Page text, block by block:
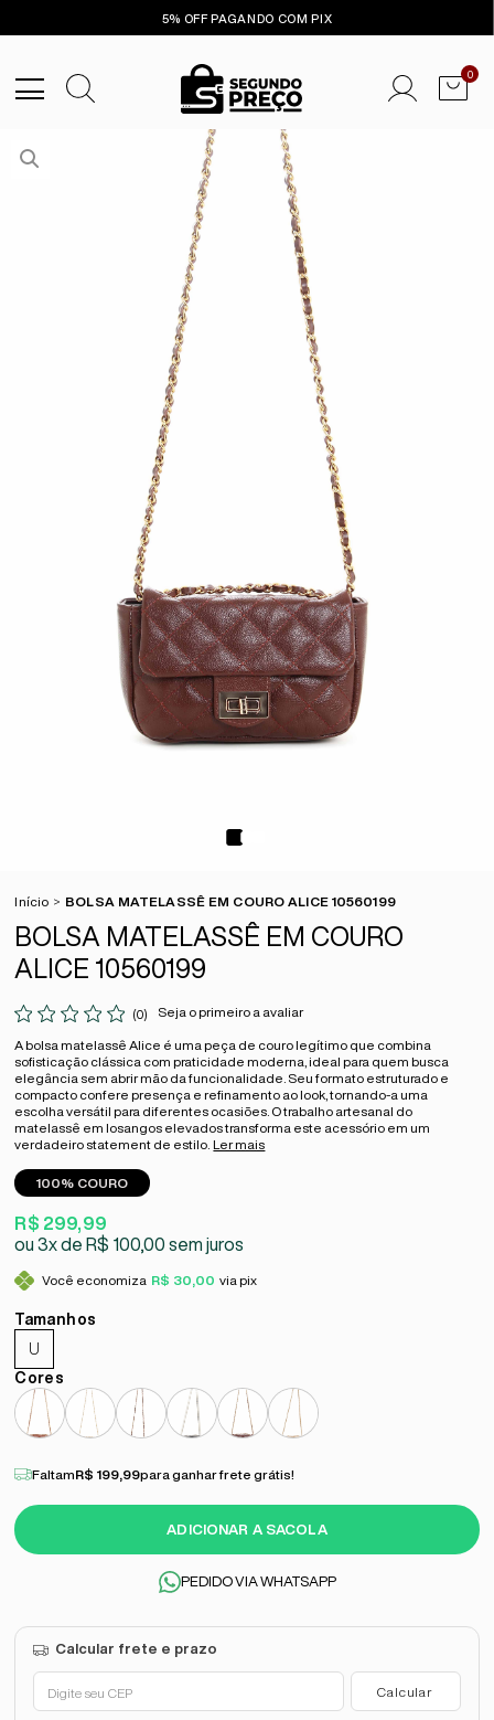
5% OFF PAGANDO COM PIX
0
Início BOLSA MATELASSÊ EM COURO ALICE 10560199
BOLSA MATELASSÊ EM COURO
ALICE 10560199
(0) Seja o primeiro a avaliar
A bolsa matelassê Alice é uma peça de couro legítimo que combina
sofisticação clássica com praticidade moderna, ideal para quem busca
elegância sem abrir mão da funcionalidade. Seu formato estruturado e
compacto confere presença e refinamento ao look, tornando-a uma
escolha versátil para diferentes ocasiões. O trabalho artesanal do
matelassê em losangos elevados transforma este acessório em um
verdadeiro statement de estilo. Ler mais
100% COURO
R$ 299,99
3x
R$ 100,00sem juros
Você economiza R$ 30,00 via pix
U
ADICIONAR A SACOLA
FaltamR$ 199,99para ganhar frete grátis!
PEDIDO VIA WHATSAPP